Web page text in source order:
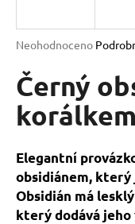
Průměrné
produktu
je
0,0
hvězdiček.
Neohodnoceno
Černý
korálkem
Elegantní
obsidiánem, který
Obsidián má
který dodává
j
t
?